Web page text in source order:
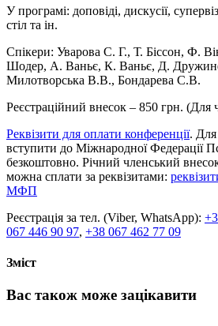
У програмі: доповіді, дискусії,
стіл та ін.
Спікери: Уварова С. Г., Т. Біссон, Ф.
Шодер, А. Ваньє, К. Ваньє, Д.
Милотворська В.В., Бондарева С.В.
Реєстраційний внесок – 850 грн. (Для
Реквізити для оплати конференції. Для
вступити до Міжнародної Федерації
безкоштовно. Річний членський
можна сплати за реквізитами:
МФП
Реєстрація за тел. (Viber, WhatsApp):
067 446 90 97, +38 067 462 77 09
Зміст
Вас також може зацікавити